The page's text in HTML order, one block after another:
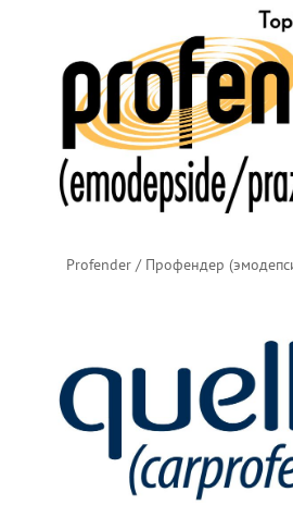
Profender / Профендер